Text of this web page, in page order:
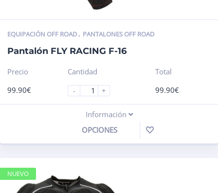
EQUIPACIÓN OFF ROAD , PANTALONES OFF ROAD
Pantalón FLY RACING F-16
Precio
99.90€
Cantidad
-
+
Total
99.90€
Información
OPCIONES
NUEVO